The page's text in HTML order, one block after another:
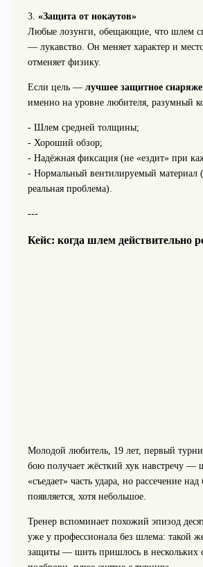
3. «Защита от нокаутов»
Любые лозунги, обещающие, что шлем
— лукавство. Он меняет характер и
отменяет физику.
Если цель — лучшее защитное
именно на уровне любителя, разумный
- Шлем средней толщины;
- Хороший обзор;
- Надёжная фиксация (не «ездит» при
- Нормальный вентилируемый материал
реальная проблема).
---
Кейс: когда шлем действительно
Молодой любитель, 19 лет, первый
бою получает жёсткий хук навстречу —
«съедает» часть удара, но рассечение
появляется, хотя небольшое.
Тренер вспоминает похожий эпизод
уже у профессионала без шлема: такой
защиты — шить пришлось в нескольких